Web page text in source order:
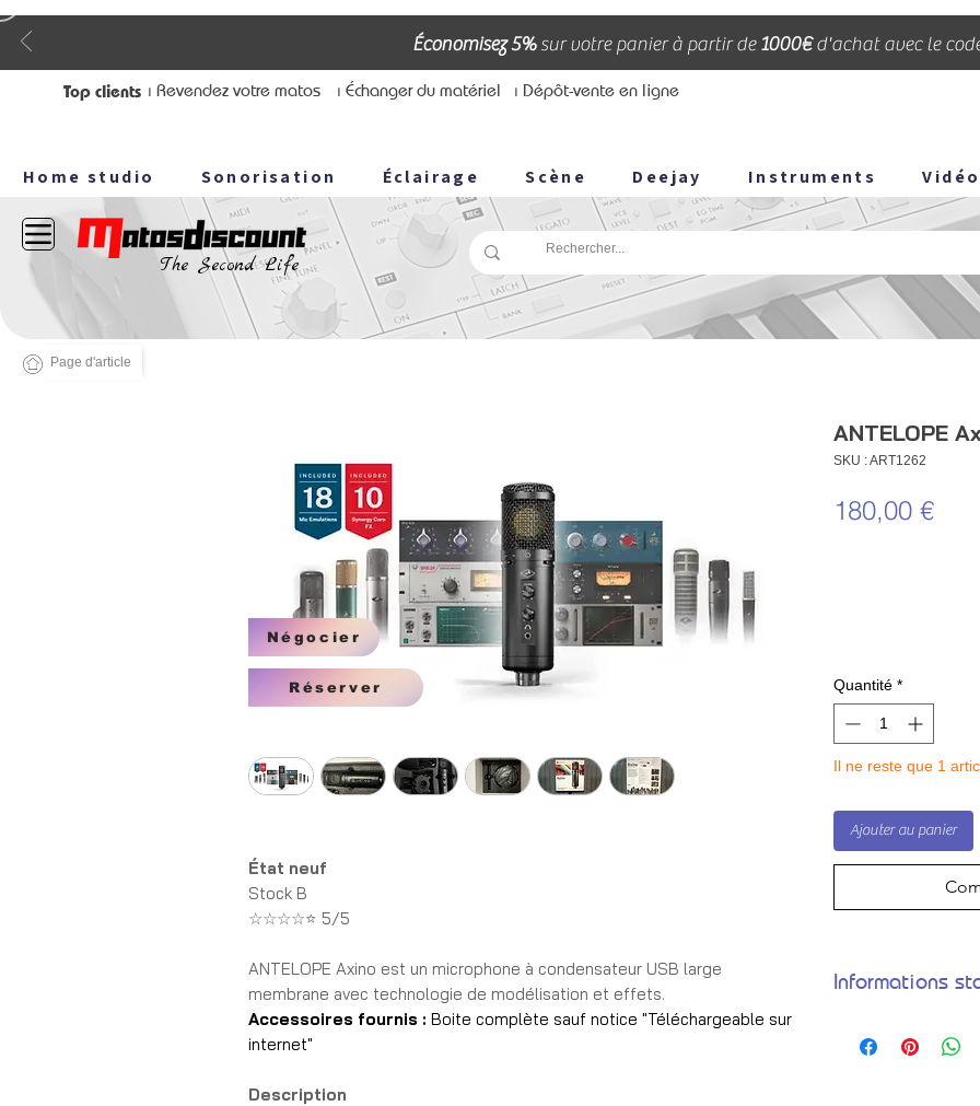
Économisez 5%sur votre panier à partir de1000€d'achat avec le
Top clients ⏐ Revendez votre matos ⏐ Échanger du matériel ⏐ Dépôt-vente en ligne
Home studio Sonorisation Éclairage Scène Deejay Instruments Vidéo
The Second Life
État neuf
Stock B
☆☆☆☆⭐ 5/5
ANTELOPE Axino est un microphone à condensateur USB large
membrane avec technologie de modélisation et effets.
Accessoires fournis : Boite complète sauf notice "Téléchargeable sur
internet"
Description
ANTELOPE
SKU : ART1262
180,00 €Prix
Quantité *
Il ne reste que 1
Ajouter au panier
Informations
➦ Tarif
✓ En euros TVA incl.
Négocier
Réserver
Page d'article